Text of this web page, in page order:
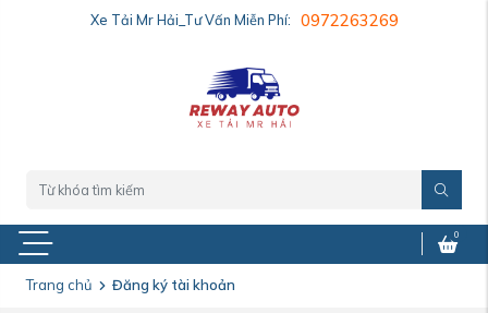
Xe Tải Mr Hải_Tư Vấn Miễn Phí: 0972263269
0
Trang chủ Đăng ký tài khoản